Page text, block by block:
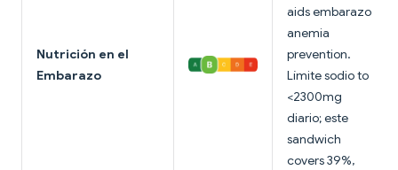
Nutrición en el
Embarazo
aids embarazo
anemia
prevention.
Límite sodio to
<2300mg
diario; este
sandwich
covers 39%,